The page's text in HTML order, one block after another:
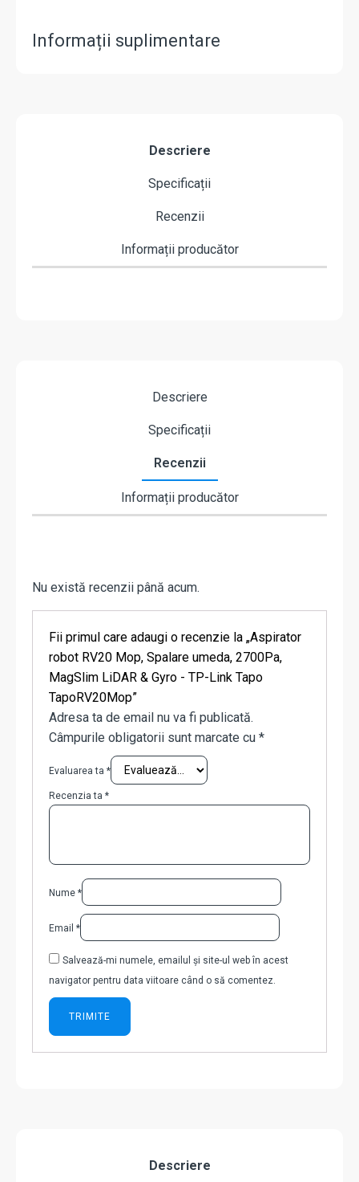
Informații suplimentare
Descriere
Specificații
Recenzii
Informații producător
Descriere
Specificații
Recenzii
Informații producător
Nu există recenzii până acum.
Fii primul care adaugi o recenzie la „Aspirator
robot RV20 Mop, Spalare umeda, 2700Pa,
MagSlim LiDAR & Gyro - TP-Link Tapo
TapoRV20Mop”
Adresa ta de email nu va fi publicată.
Câmpurile obligatorii sunt marcate cu *
Evaluarea ta *
Recenzia ta *
Nume *
Email *
Salvează-mi numele, emailul și site-ul web în acest
navigator pentru data viitoare când o să comentez.
Descriere